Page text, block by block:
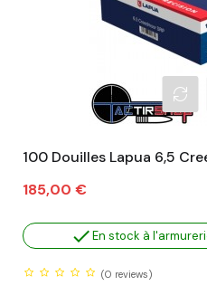
100 Douilles Lapua 6,5
Prix
185,00 €
En stock à
(0 reviews)